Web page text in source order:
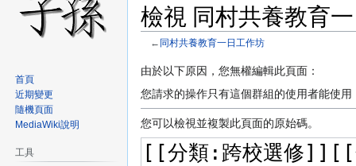
檢視 同村共養教育
← 同村共養教育一日工作坊
跳
至
覽
跳
至
尋
由於以下原因，您無權編輯此頁面：
您請求的操作只有這個群組的使用者能使用
您可以檢視並複製此頁面的原始碼。
首頁
近期變更
隨機頁面
MediaWiki說明
工具